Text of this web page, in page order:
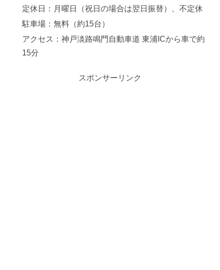
定休日：月曜日（祝日の場合は翌日振替）、不定休
駐車場：無料（約15台）
アクセス：神戸淡路鳴門自動車道 東浦ICから車で約
15分
スポンサーリンク